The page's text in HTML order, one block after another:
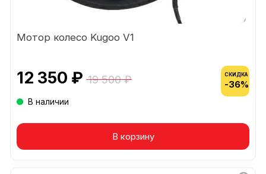
Мотор колесо Kugoo V1
12 350 ₽ 19 500 ₽ СКИДКА
-36%
В наличии
В корзину